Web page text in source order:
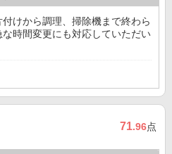
けから調理、掃除機まで終わら
時間変更にも対応していただい
71.96点